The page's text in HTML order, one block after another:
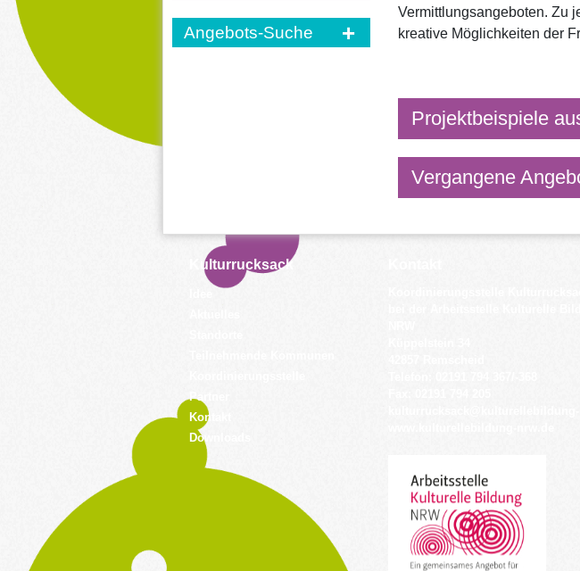
Angebots-Suche
Vermittlungsangeboten. Zu
kreative Möglichkeiten der
Projektbeispiele
Vergangene
Kulturrucksack
Partner
Kontakt
Downloads